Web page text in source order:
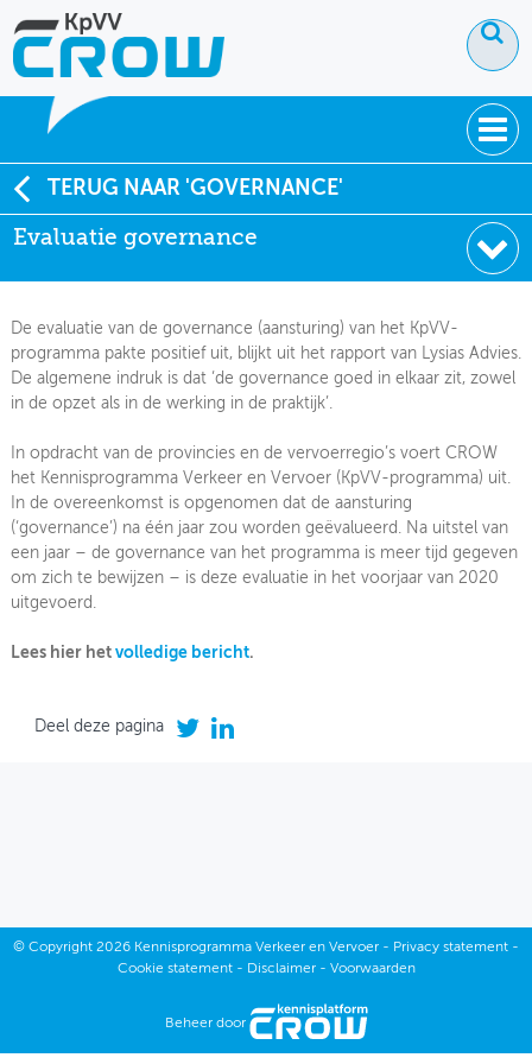
OVER KPVV
NIEUWS
KENNIS
NETWERK V&V
TERUG NAAR 'GOVERNANCE'
Evaluatie governance
Programmaraad KpVV
Adviesraad KpVV
De evaluatie van de governance (aansturing) van het KpVV-
programma pakte positief uit, blijkt uit het rapport van Lysias Advies.
De algemene indruk is dat ‘de governance goed in elkaar zit, zowel
in de opzet als in de werking in de praktijk’.
In opdracht van de provincies en de vervoerregio’s voert CROW
het Kennisprogramma Verkeer en Vervoer (KpVV-programma) uit.
In de overeenkomst is opgenomen dat de aansturing
(‘governance’) na één jaar zou worden geëvalueerd. Na uitstel van
een jaar – de governance van het programma is meer tijd gegeven
om zich te bewijzen – is deze evaluatie in het voorjaar van 2020
uitgevoerd.
Lees hier het volledige bericht.
Deel deze pagina
© Copyright 2026 Kennisprogramma Verkeer en Vervoer - Privacy statement -
Cookie statement- Disclaimer- Voorwaarden
Beheer door